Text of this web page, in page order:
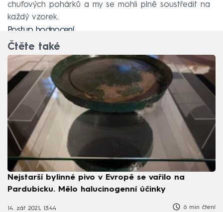
chuťových pohárků a my se mohli plně soustředit na
každý vzorek.
Postup hodnocení
Čtěte také
Nejstarší bylinné pivo v Evropě se vařilo na
Pardubicku. Mělo halucinogenní účinky
14. zář 2021, 13:44 6 min čtení